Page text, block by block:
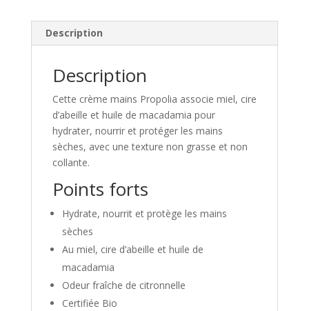
Macadamia
-
Description
Description
Cette crème mains Propolia associe miel, cire
d’abeille et huile de macadamia pour
hydrater, nourrir et protéger les mains
sèches, avec une texture non grasse et non
collante.
Points forts
Hydrate, nourrit et protège les mains
sèches
Au miel, cire d’abeille et huile de
macadamia
Odeur fraîche de citronnelle
Certifiée Bio